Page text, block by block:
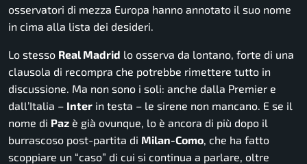
osservatori di mezza Europa hanno annotato il suo nome
in cima alla lista dei desideri.
Lo stesso Real Madrid lo osserva da lontano, forte di una
clausola di recompra che potrebbe rimettere tutto in
discussione. Ma non sono i soli: anche dalla Premier e
dall’Italia – Inter in testa – le sirene non mancano. E se il
nome di Paz è già ovunque, lo è ancora di più dopo il
burrascoso post-partita di Milan-Como, che ha fatto
scoppiare un “caso” di cui si continua a parlare, oltre